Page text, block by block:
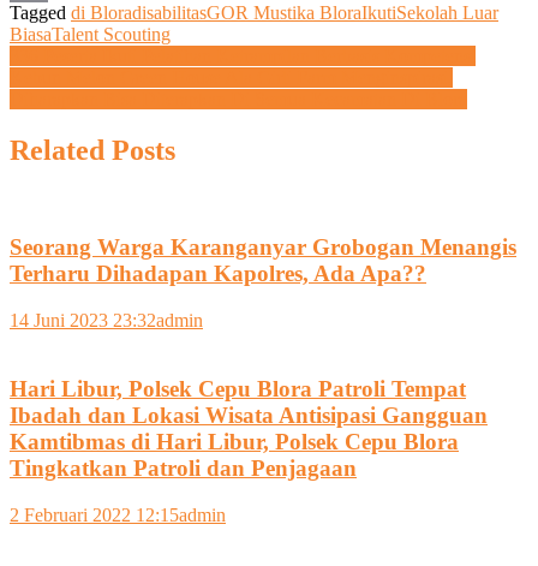
Copy
Tagged di BloradisabilitasGOR Mustika BloraIkutiSekolah Luar
BiasaTalent Scouting
Navigasi
pos
Related Posts
Seorang Warga Karanganyar Grobogan Menangis
Terharu Dihadapan Kapolres, Ada Apa??
14 Juni 2023 23:32admin
Hari Libur, Polsek Cepu Blora Patroli Tempat
Ibadah dan Lokasi Wisata Antisipasi Gangguan
Kamtibmas di Hari Libur, Polsek Cepu Blora
Tingkatkan Patroli dan Penjagaan
2 Februari 2022 12:15admin